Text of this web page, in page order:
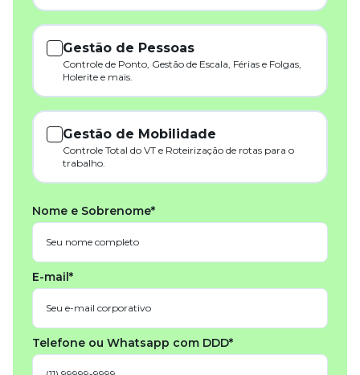
Gestão de Pessoas
Controle de Ponto, Gestão de Escala, Férias e Folgas,
Holerite e mais.
Gestão de Mobilidade
Controle Total do VT e Roteirização de rotas para o
trabalho.
Nome e Sobrenome*
E-mail*
Telefone ou Whatsapp com DDD*